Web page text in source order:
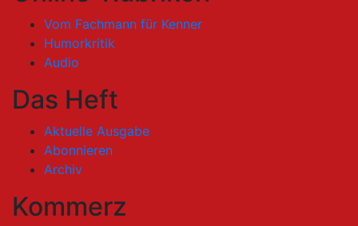
Vom Fachmann für Kenner
Humorkritik
Audio
Das Heft
Aktuelle Ausgabe
Abonnieren
Archiv
Kommerz